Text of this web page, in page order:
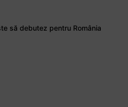
să debutez pentru România